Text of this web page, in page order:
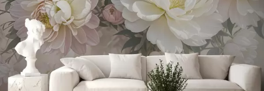
Преміум Вініл
1216730грн /м²
Peel and Stick
1458875 /м²